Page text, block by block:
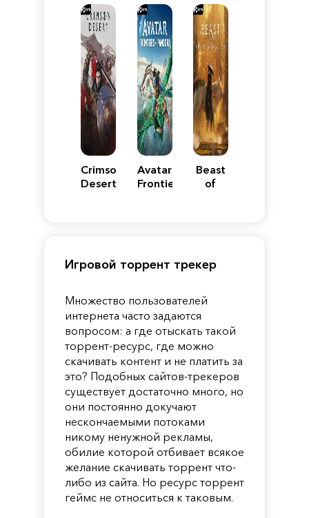
ReimaginedEdition
Y
Crimson
Desert
Avatar:
Frontiers
Beast
of
Игровой торрент трекер
Множество пользователей
интернета часто задаются
вопросом: а где отыскать такой
торрент-ресурс, где можно
скачивать контент и не платить за
это? Подобных сайтов-трекеров
существует достаточно много, но
они постоянно докучают
нескончаемыми потоками
никому ненужной рекламы,
обилие которой отбивает всякое
желание скачивать торрент что-
либо из сайта. Но ресурс торрент
геймс не относиться к таковым.